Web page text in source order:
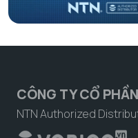
CÔNG TY CỔ
NTN Authorized